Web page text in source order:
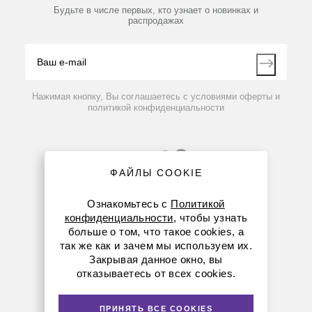
Производители
Партнеры
Контакты
Будьте в числе первых, кто узнает о новинках и
распродажах
Нажимая кнопку, Вы соглашаетесь с условиями оферты и
политикой конфиденциальности
8 (800) 234-05-08
(+374 94) 010173
ФАЙЛЫ COOKIE
Ознакомьтесь с Политикой
конфиденциальности, чтобы узнать
больше о том, что такое cookies, а
так же как и зачем мы используем их.
Закрывая данное окно, вы
отказываетесь от всех cookies.
ПРИНЯТЬ ВСЕ COOKIES